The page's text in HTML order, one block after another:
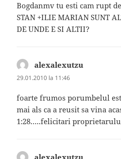
Bogdanmv tu esti cam rupt
STAN +ILIE MARIAN SUNT
DE UNDE E SI ALTII?
alexalexutzu
29.01.2010 la 11:46
foarte frumos porumbelul
mai als ca a reusit sa vina
1:28…..felicitari